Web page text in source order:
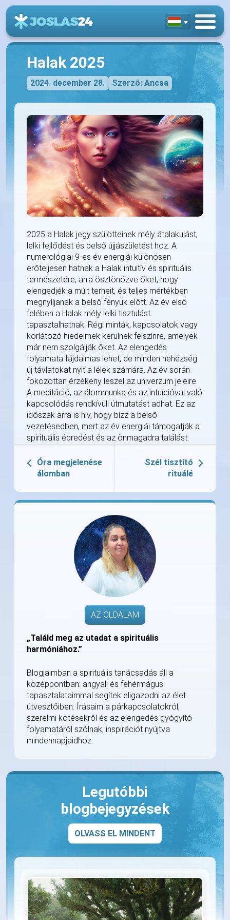
Halak 2025
2024. december 28. Szerző: Ancsa
2025 a Halak jegy szülötteinek mély átalakulást,
lelki fejlődést és belső újjászületést hoz. A
numerológiai 9-es év energiái különösen
erőteljesen hatnak a Halak intuitív és spirituális
természetére, arra ösztönözve őket, hogy
elengedjék a múlt terheit, és teljes mértékben
megnyíljanak a belső fényük előtt. Az év első
felében a Halak mély lelki tisztulást
tapasztalhatnak. Régi minták, kapcsolatok vagy
korlátozó hiedelmek kerülnek felszínre, amelyek
már nem szolgálják őket. Az elengedés
folyamata fájdalmas lehet, de minden nehézség
új távlatokat nyit a lélek számára. Az év során
fokozottan érzékeny leszel az univerzum jeleire.
A meditáció, az álommunka és az intuícióval való
kapcsolódás rendkívüli útmutatást adhat. Ez az
időszak arra is hív, hogy bízz a belső
vezetésedben, mert az év energiái támogatják a
spirituális ébredést és az önmagadra találást.
Óra megjelenése
álomban
Szél tisztító
rituálé
AZ OLDALAM
„Találd meg az utadat a spirituális
harmóniához.”
Blogjaimban a spirituális tanácsadás áll a
középpontban: angyali és fehérmágusi
tapasztalataimmal segítek eligazodni az élet
útvesztőiben. Írásaim a párkapcsolatokról,
szerelmi kötésekről és az elengedés gyógyító
folyamatáról szólnak, inspirációt nyújtva
mindennapjaidhoz.
Legutóbbi
blogbejegyzések
OLVASS EL MINDENT